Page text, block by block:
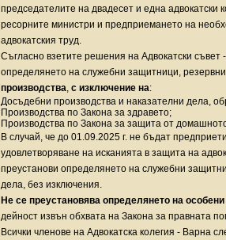
председателите на двадесет и една адвокатски
ресорните министри и предприемането на
адвокатския труд.
Съгласно взетите решения на Адвокатски
определянето на служебни защитници,
производства, с изключение на:
Досъдебни производства и наказателни дела,
Производства по Закона за здравето;
Производства по Закона за защита от
В случай, че до 01.09.2025 г. не бъдат
удовлетворяване на исканията в защита на
преустанови определянето на служебни
дела, без изключения.
Не се преустановява определянето на
дейност извън обхвата на Закона за правната
Всички членове на Адвокатска колегия - Варна